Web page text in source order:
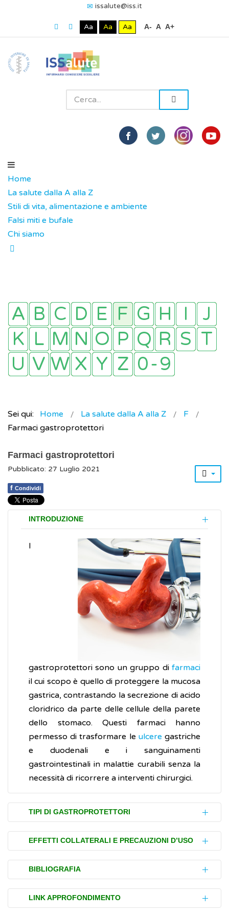
issalute@iss.it
Aa Aa Aa A- A A+
Home
La salute dalla A alla Z
Stili di vita, alimentazione e ambiente
Falsi miti e bufale
Chi siamo
Sei qui: Home La salute dalla A alla Z
F
Farmaci gastroprotettori
Farmaci gastroprotettori
Pubblicato: 27 Luglio 2021
f Condividi
INTRODUZIONE
I
gastroprotettori sono un gruppo di farmaci
il cui scopo è quello di proteggere la mucosa
gastrica, contrastando la secrezione di acido
cloridrico da parte delle cellule della parete
dello stomaco. Questi farmaci hanno
permesso di trasformare le ulcere gastriche
e duodenali e i sanguinamenti
gastrointestinali in malattie curabili senza la
necessità di ricorrere a interventi chirurgici.
TIPI DI GASTROPROTETTORI
A seconda della loro funzione, i
gastroprotettori si classificano in:
inibitori e neutralizzatori della
inibitori della pompa protonica
(IPP)
EFFETTI COLLATERALI E PRECAUZIONI D’USO
I farmaci gastroprotettori possono
generare effetti indesiderati (effetti
collaterali) tra cui:
BIBLIOGRAFIA
Agenzia Italiana del Farmaco (AIFA).
01
LINK APPROFONDIMENTO